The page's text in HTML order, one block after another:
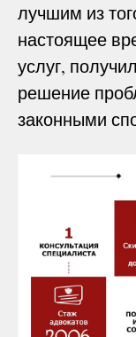
лучшим из
настоящее
услуг,
решение
законными